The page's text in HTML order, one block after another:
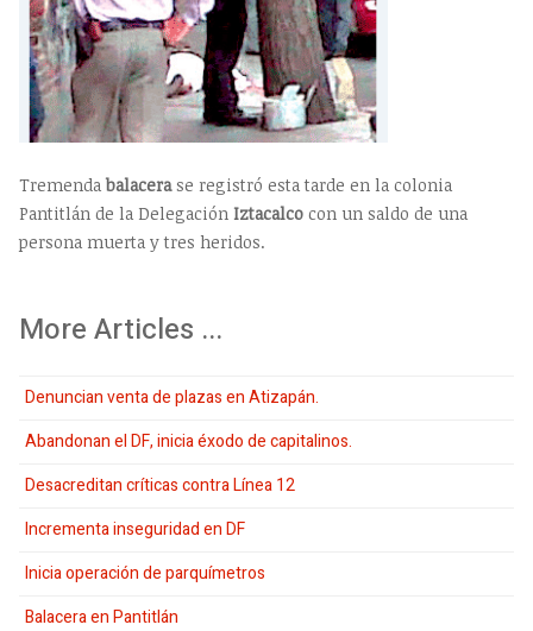
Tremendabalacerase registró esta tarde en la colonia
Pantitlán de la Delegación Iztacalco con un saldo de una
persona muerta y tres heridos.
More Articles ...
Denuncian venta de plazas en Atizapán.
Abandonan el DF, inicia éxodo de capitalinos.
Desacreditan críticas contra Línea 12
Incrementa inseguridad en DF
Inicia operación de parquímetros
Balacera en Pantitlán